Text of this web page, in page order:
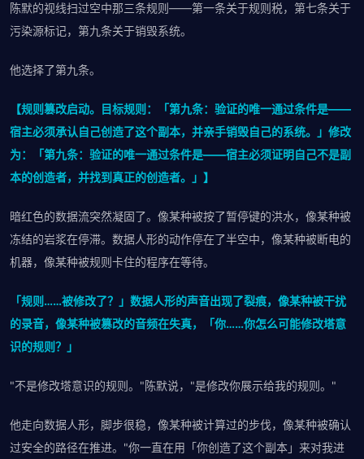
陈默的视线扫过空中那三条规则——第一条关于规则税，第七条关于
污染源标记，第九条关于销毁系统。
他选择了第九条。
【规则篡改启动。目标规则：「第九条：验证的唯一通过条件是——
宿主必须承认自己创造了这个副本，并亲手销毁自己的系统。」修改
为：「第九条：验证的唯一通过条件是——宿主必须证明自己不是副
本的创造者，并找到真正的创造者。」】
暗红色的数据流突然凝固了。像某种被按了暂停键的洪水，像某种被
冻结的岩浆在停滞。数据人形的动作停在了半空中，像某种被断电的
机器，像某种被规则卡住的程序在等待。
「规则……被修改了？」数据人形的声音出现了裂痕，像某种被干扰
的录音，像某种被篡改的音频在失真，「你……你怎么可能修改塔意
识的规则？」
"不是修改塔意识的规则。"陈默说，"是修改你展示给我的规则。"
他走向数据人形，脚步很稳，像某种被计算过的步伐，像某种被确认
过安全的路径在推进。"你一直在用「你创造了这个副本」来对我进